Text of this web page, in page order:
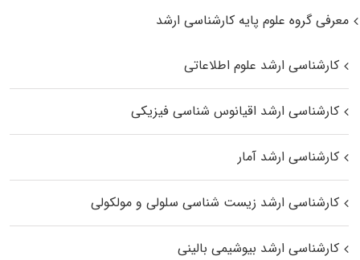
معرفی گروه علوم پایه کارشناسی ارشد
کارشناسی ارشد علوم اطلاعاتی
کارشناسی ارشد اقیانوس‌ شناسی فیزیکی
کارشناسی ارشد آمار
کارشناسی ارشد زیست شناسی سلولی و مولکولی
کارشناسی ارشد بیوشیمی بالینی